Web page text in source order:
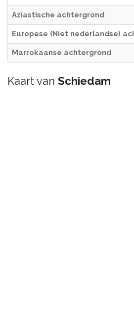
Aziastische achtergrond
Europese (Niet nederlandse)
Marrokaanse achtergrond
Kaart van Schiedam